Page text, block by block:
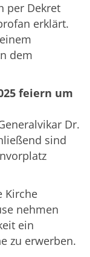
per Dekret
erklärt.
dem
feiern um
Dr.
sind
Kirche
nehmen
ein
zu erwerben.